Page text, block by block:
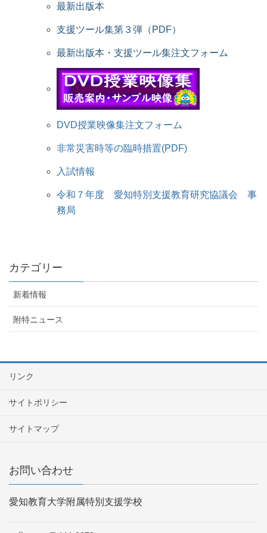
最新出版本
支援ツール集第３弾（PDF）
最新出版本・支援ツール集注文フォーム
DVD授業映像集注文フォーム
非常災害時等の臨時措置(PDF)
入試情報
令和７年度 愛知特別支援教育研究協議会 事
務局
カテゴリー
新着情報
附特ニュース
リンク
サイトポリシー
サイトマップ
お問い合わせ
愛知教育大学附属特別支援学校